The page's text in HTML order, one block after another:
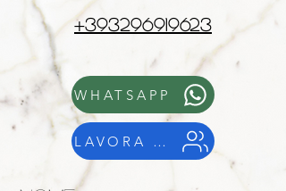
+393296919623
WHATSAPP
LAVORA CON NOI